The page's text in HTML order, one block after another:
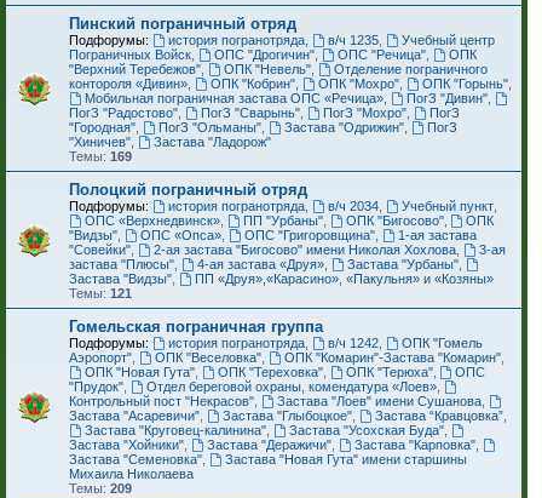
Пинский пограничный отряд
Подфорумы: история погранотряда, в/ч 1235,
Учебный центр
Пограничных Войск, ОПС "Дрогичин", ОПС "Речица",
ОПК
"Верхний Теребежов", ОПК "Невель",
Отделение пограничного
контороля «Дивин», ОПК "Кобрин", ОПК "Мохро", ОПК "Горынь",
Мобильная пограничная застава ОПС «Речица», ПогЗ "Дивин",
ПогЗ "Радостово", ПогЗ "Сварынь", ПогЗ "Мохро",
ПогЗ
"Городная", ПогЗ "Ольманы", Застава "Одрижин",
ПогЗ
"Хиничев",
Застава "Ладорож"
Темы: 169
Полоцкий пограничный отряд
Подфорумы: история погранотряда, в/ч 2034, Учебный пункт,
ОПС «Верхнедвинск», ПП "Урбаны", ОПК "Бигосово",
ОПК
"Видзы", ОПС «Опса», ОПС "Григоровщина",
1-ая застава
"Совейки", 2-ая застава "Бигосово" имени Николая Хохлова,
3-ая
застава "Плюсы", 4-ая застава «Друя», Застава "Урбаны",
Застава "Видзы",
ПП «Друя»,«Карасино», «Пакульня» и «Козяны»
Темы: 121
Гомельская пограничная группа
Подфорумы: история погранотряда, в/ч 1242,
ОПК "Гомель
Аэропорт", ОПК "Веселовка", ОПК "Комарин"-Застава "Комарин",
ОПК "Новая Гута", ОПК "Тереховка", ОПК "Терюха",
ОПС
"Прудок", Отдел береговой охраны, комендатура «Лоев»,
Контрольный пост "Некрасов", Застава "Лоев" имени Сушанова,
Застава "Асаревичи", Застава "Глыбоцкое", Застава “Кравцовка”,
Застава "Круговец-калинина", Застава "Усохская Буда",
Застава "Хойники", Застава "Деражичи", Застава "Карповка",
Застава "Семеновка",
Застава "Новая Гута" имени старшины
Михаила Николаева
Темы: 209